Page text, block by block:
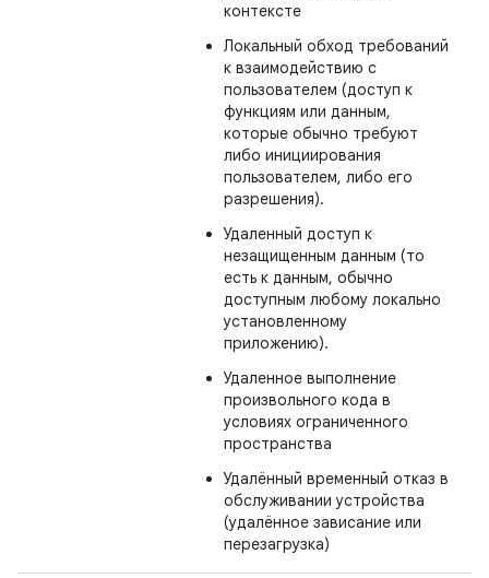
контексте
Локальный обход требований
к взаимодействию с
пользователем (доступ к
функциям или данным,
которые обычно требуют
либо инициирования
пользователем, либо его
разрешения).
Удаленный доступ к
незащищенным данным (то
есть к данным, обычно
доступным любому локально
установленному
приложению).
Удаленное выполнение
произвольного кода в
условиях ограниченного
пространства
Удалённый временный отказ в
обслуживании устройства
(удалённое зависание или
перезагрузка)